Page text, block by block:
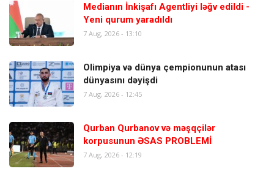
Medianın İnkişafı Agentliyi ləğv edildi -
Yeni qurum yaradıldı
7 Aug, 2026 - 13:10
Olimpiya və dünya çempionunun atası
dünyasını dəyişdi
7 Aug, 2026 - 12:45
Qurban Qurbanov və məşqçilər
korpusunun ƏSAS PROBLEMİ
7 Aug, 2026 - 12:19